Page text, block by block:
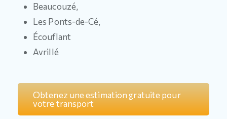
Beaucouzé,
Les Ponts-de-Cé,
Écouflant
Avrillé
Obtenez une estimation gratuite pour
votre transport